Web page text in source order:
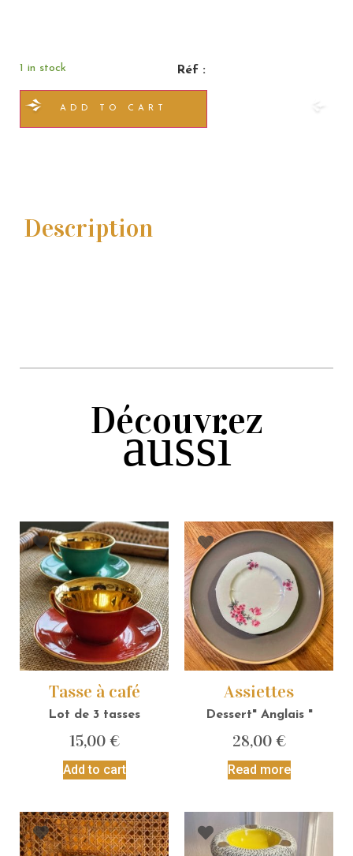
1 in stock Réf :
ADD TO CART
Description
Découvrez
aussi
Tasse à café
Lot de 3 tasses
15,00 €
Add to cart
Assiettes
Dessert" Anglais "
28,00 €
Read more